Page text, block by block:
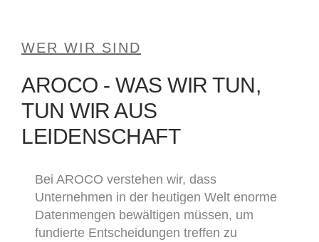
WER WIR SIND
AROCO - WAS WIR TUN,
TUN WIR AUS
LEIDENSCHAFT
Bei AROCO verstehen wir, dass
Unternehmen in der heutigen Welt enorme
Datenmengen bewältigen müssen, um
fundierte Entscheidungen treffen zu